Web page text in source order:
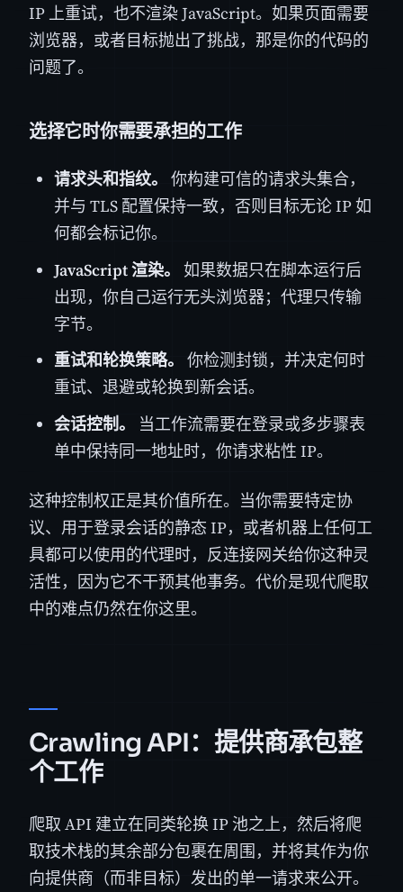
IP 上重试，也不渲染 JavaScript。如果页面需要
浏览器，或者目标抛出了挑战，那是你的代码的
问题了。
选择它时你需要承担的工作
请求头和指纹。 你构建可信的请求头集合，
并与 TLS 配置保持一致，否则目标无论 IP 如
何都会标记你。
JavaScript 渲染。 如果数据只在脚本运行后
出现，你自己运行无头浏览器；代理只传输
字节。
重试和轮换策略。 你检测封锁，并决定何时
重试、退避或轮换到新会话。
会话控制。
当工作流需要在登录或多步骤表
单中保持同一地址时，你请求粘性 IP。
这种控制权正是其价值所在。当你需要特定协
议、用于登录会话的静态 IP，或者机器上任何工
具都可以使用的代理时，反连接网关给你这种灵
活性，因为它不干预其他事务。代价是现代爬取
中的难点仍然在你这里。
Crawling API：提供商承包整
个工作
爬取 API 建立在同类轮换 IP 池之上，然后将爬
取技术栈的其余部分包裹在周围，并将其作为你
向提供商（而非目标）发出的单一请求来公开。